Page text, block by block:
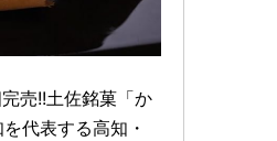
売!!土佐銘菓「か
代表する高知・